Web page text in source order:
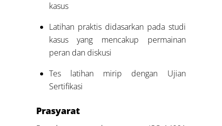
kasus
Latihan praktis didasarkan pada studi
kasus yang mencakup permainan
peran dan diskusi
Tes latihan mirip dengan Ujian
Sertifikasi
Prasyarat